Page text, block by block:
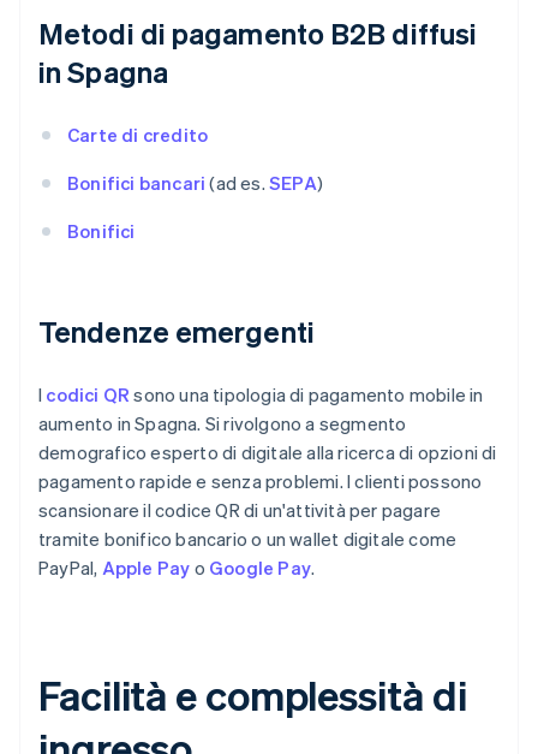
Metodi di pagamento B2B diffusi
in Spagna
Carte di credito
Bonifici bancari (ad es.SEPA)
Bonifici
Tendenze emergenti
I codici QR sono una tipologia di pagamento mobile in
aumento in Spagna. Si rivolgono a segmento
demografico esperto di digitale alla ricerca di opzioni di
pagamento rapide e senza problemi. I clienti possono
scansionare il codice QR di un'attività per pagare
tramite bonifico bancario o un wallet digitale come
PayPal, Apple Pay o Google Pay.
Facilità e complessità di